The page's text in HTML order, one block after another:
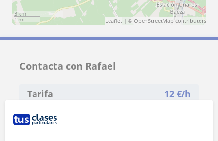
3 km
1 mi
Leaflet | © OpenStreetMap contributors
Contacta con Rafael
Tarifa 12 €/h
1ª clase gratis